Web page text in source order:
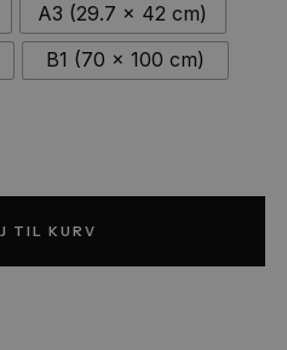
A3 (29.7 x 42 cm)
B1 (70 x 100 cm)
TIL KURV